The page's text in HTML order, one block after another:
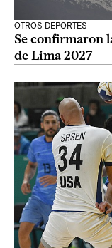
OTROS DEPORTES
Se confirmaron
de Lima 2027